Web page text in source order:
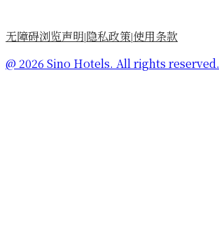
无障碍浏览声明|隐私政策|使用条款
@ 2026 Sino Hotels. All rights reserved.